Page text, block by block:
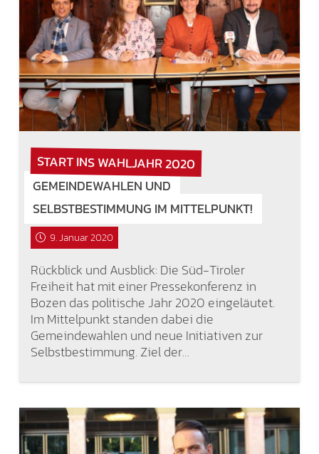
START INS WAHLJAHR 2020
GEMEINDEWAHLEN UND
SELBSTBESTIMMUNG IM MITTELPUNKT!
9. Januar 2020
Rückblick und Ausblick: Die Süd-Tiroler
Freiheit hat mit einer Pressekonferenz in
Bozen das politische Jahr 2020 eingeläutet.
Im Mittelpunkt standen dabei die
Gemeindewahlen und neue Initiativen zur
Selbstbestimmung. Ziel der…